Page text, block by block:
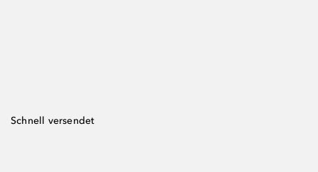
Schnell versendet